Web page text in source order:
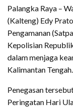
Palangka Raya –
(Kalteng) Edy
Pengamanan
Kepolisian
dalam menjaga
Kalimantan Tengah.
Penegasan
Peringatan Hari